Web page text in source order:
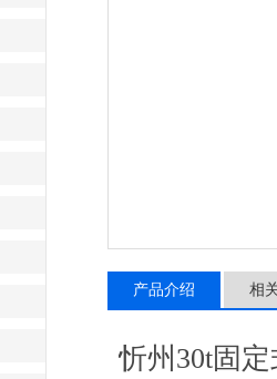
产品介绍 相
忻州30t固